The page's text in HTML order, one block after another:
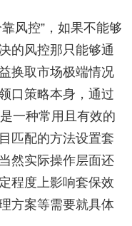
风控”，如果不能够
的风控那只能够通
换取市场极端情况
口策略本身，通过
一种常用且有效的
匹配的方法设置套
然实际操作层面还
程度上影响套保效
方案等需要就具体